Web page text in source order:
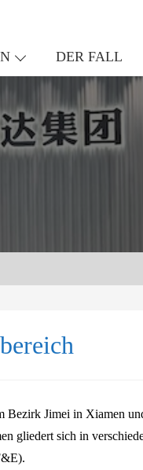
DER FALL
Jimei in Xiamen
gliedert sich in